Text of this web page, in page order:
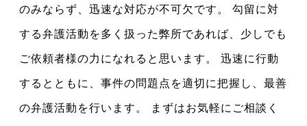
のみならず、迅速な対応が不可欠です。 勾留に対
する弁護活動を多く扱った弊所であれば、少しでも
ご依頼者様の力になれると思います。 迅速に行動
するとともに、事件の問題点を適切に把握し、最善
の弁護活動を行います。 まずはお気軽にご相談く